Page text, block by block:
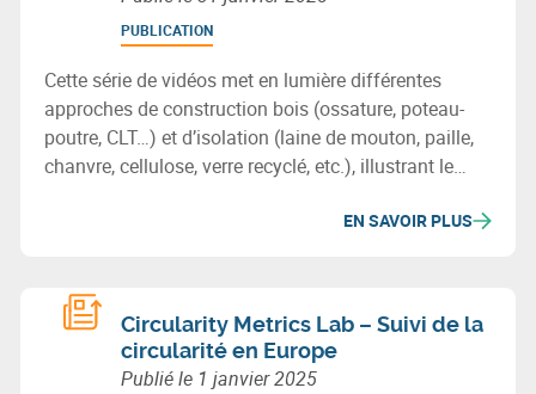
PUBLICATION
Cette série de vidéos met en lumière différentes
approches de construction bois (ossature, poteau-
poutre, CLT…) et d’isolation (laine de mouton, paille,
chanvre, cellulose, verre recyclé, etc.), illustrant le
EN SAVOIR PLUS
Circularity Metrics Lab – Suivi de la
circularité en Europe
Publié le 1 janvier 2025